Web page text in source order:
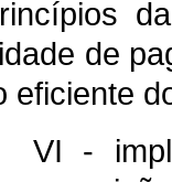
de
eficiente
VI -